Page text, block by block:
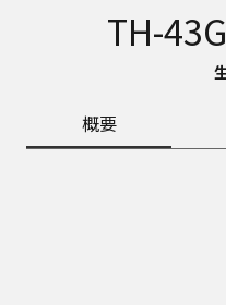
TH-
概要